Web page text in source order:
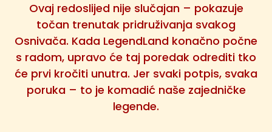
Ovaj redoslijed nije slučajan – pokazuje
točan trenutak pridruživanja svakog
Osnivača. Kada LegendLand konačno počne
s radom, upravo će taj poredak odrediti tko
će prvi kročiti unutra. Jer svaki potpis, svaka
poruka – to je komadić naše zajedničke
legende.